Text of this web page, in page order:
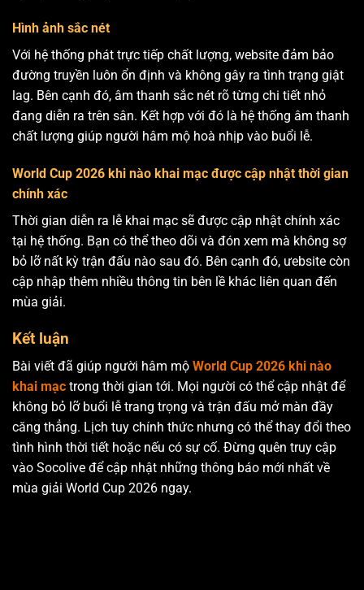
Hình ảnh sắc nét
Với hệ thống phát trực tiếp chất lượng, website đảm bảo
đường truyền luôn ổn định và không gây ra tình trạng giật
lag. Bên cạnh đó, âm thanh sắc nét rõ từng chi tiết nhỏ
đang diễn ra trên sân. Kết hợp với đó là hệ thống âm thanh
chất lượng giúp người hâm mộ hoà nhịp vào buổi lễ.
World Cup 2026 khi nào khai mạc được cập nhật thời gian
chính xác
Thời gian diễn ra lễ khai mạc sẽ được cập nhật chính xác
tại hệ thống. Bạn có thể theo dõi và đón xem mà không sợ
bỏ lỡ nất kỳ trận đấu nào sau đó. Bên cạnh đó, ưebsite còn
cập nhập thêm nhiều thông tin bên lề khác liên quan đến
mùa giải.
Kết luận
Bài viết đã giúp người hâm mộ World Cup 2026 khi nào
khai mạc trong thời gian tới. Mọi người có thể cập nhật để
không bỏ lỡ buổi lễ trang trọng và trận đấu mở màn đầy
căng thẳng. Lịch tuy chính thức nhưng có thể thay đổi theo
tình hình thời tiết hoặc nếu có sự cố. Đừng quên truy cập
vào Socolive để cập nhật những thông báo mới nhất về
mùa giải World Cup 2026 ngay.